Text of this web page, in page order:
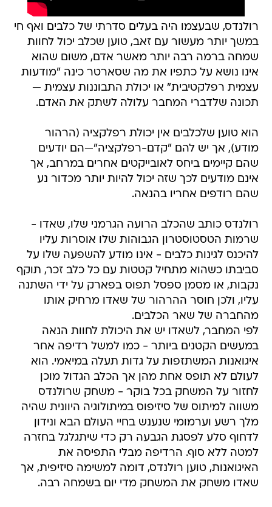
רולנדס, שבעצמו היה בעלים סדרתי של כלבים ואף חי
במשך יותר מעשור עם זאב, טוען שכלב יכול לחוות
שמחה ברמה רבה יותר מאשר אדם, משום שהוא
אינו נושא על כתפיו את מה שסארטר כינה "מודעות
עצמית רפלקטיבית" או יכולת התבוננות עצמית —
תכונה שלדברי המחבר עלולה לשתק את האדם.
הוא טוען שלכלבים אין יכולת רפלקציה (הרהור
מודע), אך יש להם "קדם-רפלקציה"—הם יודעים
שהם קיימים ביחס לאובייקטים אחרים במרחב, אך
אינם מודעים לכך שזה יכול להיות יותר מכדור נע
שהם רודפים אחריו בהנאה.
רולנדס כותב שהכלב הרועה הגרמני שלו, שאדו -
שרמות הטסטוסטרון הגבוהות שלו אוסרות עליו
להיכנס לגינות כלבים - אינו מודע להשפעה שלו על
סביבתו כשהוא מתחיל קטטות עם כל כלב זכר, תוקף
נקבות, או מסמן ספסל תפוס בפארק על ידי השתנה
עליו, ולכן חוסר ההרהור של שאדו מרחיק אותו
מהחברה של שאר הכלבים.
לפי המחבר, לשאדו יש את היכולת לחוות הנאה
במעשים הקטנים ביותר - כמו למשל רדיפה אחר
איגואנות המשתזפות על גדות תעלה במיאמי. הוא
לעולם לא תופס אחת מהן אך הכלב הגדול מוכן
לחזור על המשחק בכל בוקר - משחק שרולנדס
משווה למיתוס של סיזיפוס במיתולוגיה היוונית שהיה
מלך רשע וערמומי שנענש בחיי העולם הבא ונידון
לדחוף סלע לפסגת הגבעה רק כדי שיתגלגל בחזרה
למטה ללא סוף. הרדיפה מבלי התפיסה את
האיגואנות, טוען רולנדס, דומה למשימה סיזיפית, אך
שאדו משחק את המשחק מדי יום בשמחה רבה.